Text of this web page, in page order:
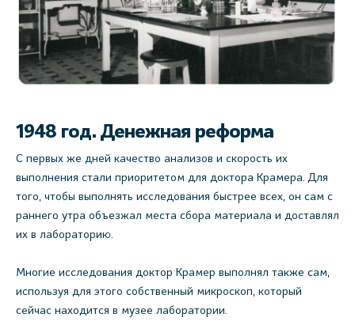
1948 год. Денежная реформа
С первых же дней качество анализов и скорость их
выполнения стали приоритетом для доктора Крамера. Для
того, чтобы выполнять исследования быстрее всех, он сам с
раннего утра объезжал места сбора материала и доставлял
их в лабораторию.
Многие исследования доктор Крамер выполнял также сам,
используя для этого собственный микроскоп, который
сейчас находится в музее лаборатории.